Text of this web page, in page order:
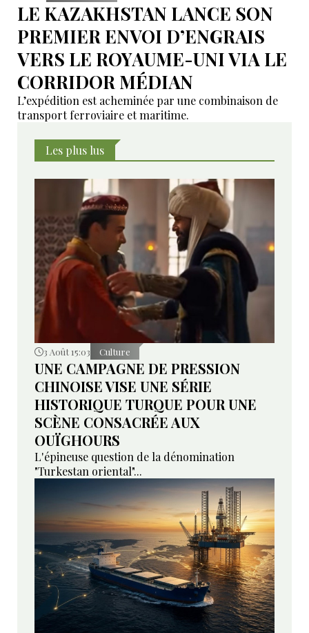
LE KAZAKHSTAN LANCE SON
PREMIER ENVOI D’ENGRAIS
VERS LE ROYAUME-UNI VIA LE
CORRIDOR MÉDIAN
L’expédition est acheminée par une combinaison de
transport ferroviaire et maritime.
Les plus lus
3 Août 15:03 Culture
UNE CAMPAGNE DE PRESSION
CHINOISE VISE UNE SÉRIE
HISTORIQUE TURQUE POUR UNE
SCÈNE CONSACRÉE AUX
OUÏGHOURS
L'épineuse question de la dénomination
"Turkestan oriental"...